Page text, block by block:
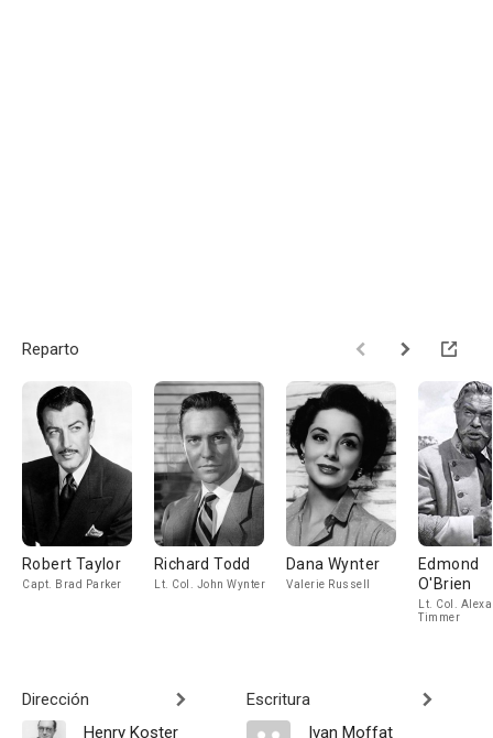
Reparto
Robert Taylor
Capt. Brad Parker
Richard Todd
Lt. Col. John Wynter
Dana Wynter
Valerie Russell
Edmond
O'Brien
Lt. Col.
Timmer
Dirección
Henry Koster
Escritura
Ivan Moffat